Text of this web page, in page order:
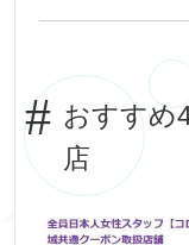
おすすめ
店